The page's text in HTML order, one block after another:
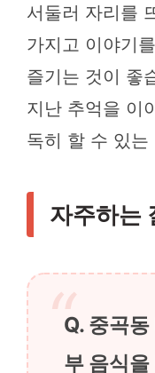
서둘러 자리를
가지고 이야기
즐기는 것이 좋
지난 추억을 이
독히 할 수 있는
자주하는
Q. 중곡
부 음식